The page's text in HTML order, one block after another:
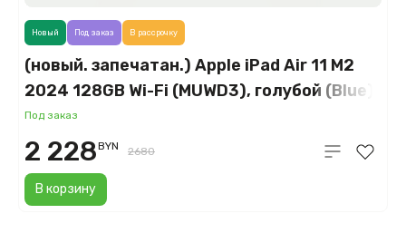
(новый. запечатан.) Apple iPad Air 11 M2
2024 128GB Wi-Fi (MUWD3), голубой (Blue)
Под заказ
В корзину
Новый Под заказ В рассрочку
2 228BYN 2680